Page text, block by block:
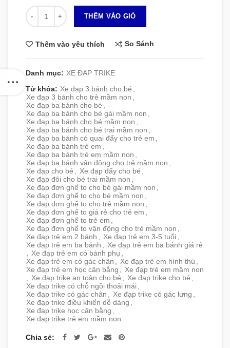
Số lượng
THÊM VÀO GIỎ
Thêm vào yêu thích So Sánh
Danh mục: XE ĐẠP TRIKE
Từ khóa: Xe đạp 3 bánh cho bé ,
Xe đạp 3 bánh cho trẻ mầm non ,
Xe đạp ba bánh cho bé ,
Xe đạp ba bánh cho bé gái mầm non ,
Xe đạp ba bánh cho bé mầm non ,
Xe đạp ba bánh cho bé trai mầm non ,
Xe đạp ba bánh có quai đẩy cho trẻ em ,
Xe đạp ba bánh trẻ em ,
Xe đạp ba bánh trẻ em mầm non ,
Xe đạp ba bánh vận động cho trẻ mầm non ,
Xe đạp cho bé , Xe đạp đẩy cho bé ,
Xe đạp đôi cho bé trai mầm non ,
Xe đạp đơn ghế to cho bé gái mầm non ,
Xe đạp đơn ghế to cho bé mầm non ,
Xe đạp đơn ghế to cho trẻ mầm non ,
Xe đạp đơn ghế to giá rẻ cho trẻ em ,
Xe đạp đơn ghế to trẻ em ,
Xe đạp đơn ghế to vận động cho trẻ mầm non ,
Xe đạp trẻ em 2 bánh , Xe đạp trẻ em 3-5 tuổi,
Xe đạp trẻ em ba bánh , Xe đạp trẻ em ba bánh giá rẻ
, Xe đạp trẻ em có bánh phụ ,
Xe đạp trẻ em có gác chân , Xe đạp trẻ em hình thú ,
Xe đạp trẻ em học cân bằng , Xe đạp trẻ em mầm non
, Xe đạp trike an toàn cho bé , Xe đạp trike cho bé ,
Xe đạp trike có chỗ ngồi thoải mái,
Xe đạp trike có gác chân , Xe đạp trike có gác lưng ,
Xe đạp trike điều khiển dễ dàng ,
Xe đạp trike học cân bằng ,
Xe đạp trike trẻ em mầm non
Chia sẻ